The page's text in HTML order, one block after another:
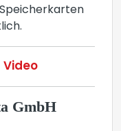
Speicherkarten
Video
GmbH